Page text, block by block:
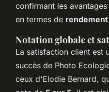
confirmant les
en termes de
Notation globale et
La satisfaction client est
succès de Photo
ceux d'Elodie Bernard,